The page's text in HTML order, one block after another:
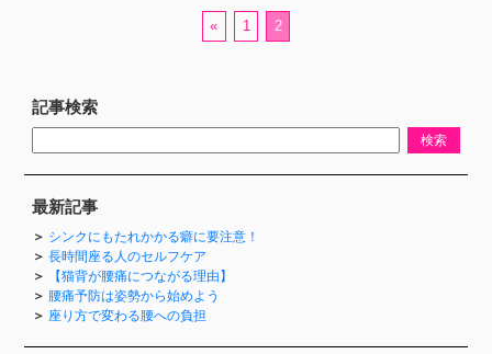
« 1 2
記事検索
最新記事
シンクにもたれかかる癖に要注意！
長時間座る人のセルフケア
【猫背が腰痛につながる理由】
腰痛予防は姿勢から始めよう
座り方で変わる腰への負担